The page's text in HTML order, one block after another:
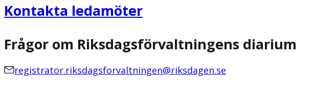
Kontakta ledamöter
Frågor om Riksdagsförvaltningens diarium
registrator.riksdagsforvaltningen@riksdagen.se